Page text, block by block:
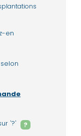
en
'?'
?